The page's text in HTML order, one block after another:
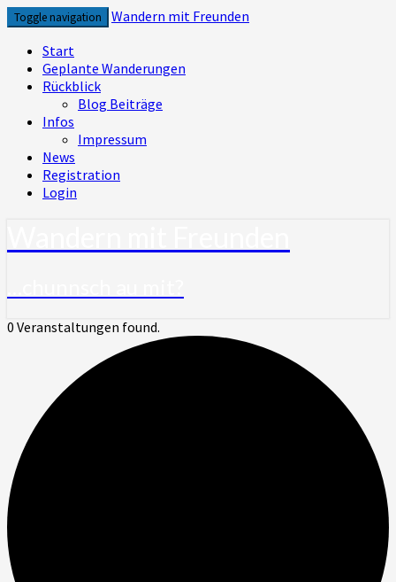
Skip
to
content
Toggle navigation
Wandern mit Freunden
Start
Geplante Wanderungen
Rückblick
Blog Beiträge
Infos
Impressum
News
Registration
Login
0 Veranstaltungen found.